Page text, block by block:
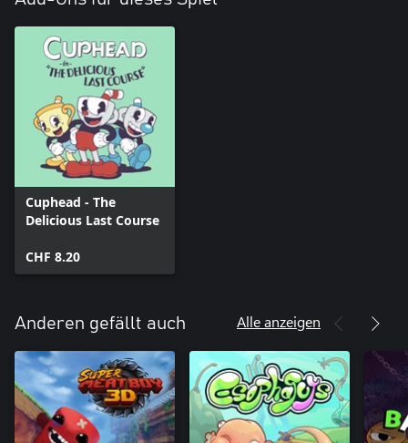
Cuphead - The
Delicious Last Course
CHF 8.20
Anderen gefällt auch Alle anzeigen